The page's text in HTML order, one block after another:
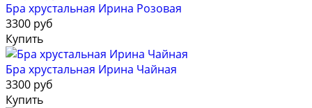
Бра хрустальная Ирина Розовая
3300 руб
Купить
Бра хрустальная Ирина Чайная
3300 руб
Купить